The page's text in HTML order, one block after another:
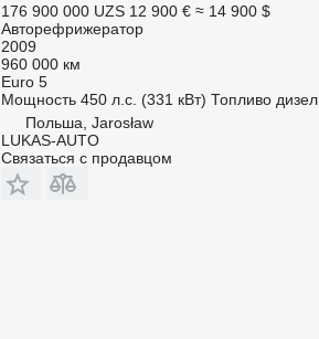
176 900 000 UZS 12 900 € ≈ 14 900 $
Авторефрижератор
2009
960 000 км
Euro 5
Мощность 450 л.с. (331 кВт) Топливо
Польша, Jarosław
LUKAS-AUTO
Связаться с продавцом